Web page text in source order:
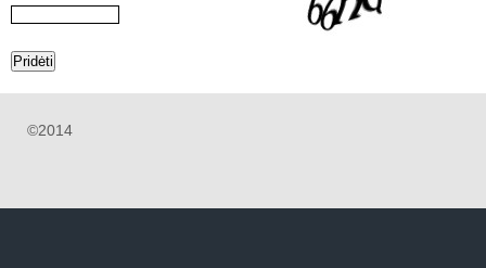
©2014